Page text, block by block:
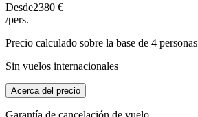
Desde2380 €
/pers.
Precio calculado sobre la base de 4 personas
Sin vuelos internacionales
Acerca del precio
Garantía de cancelación de vuelo